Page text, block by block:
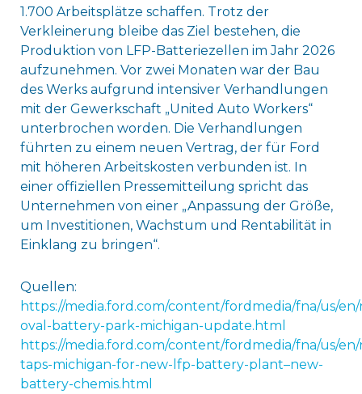
1.700 Arbeitsplätze schaffen. Trotz der
Verkleinerung bleibe das Ziel bestehen, die
Produktion von LFP-Batteriezellen im Jahr 2026
aufzunehmen. Vor zwei Monaten war der Bau
des Werks aufgrund intensiver Verhandlungen
mit der Gewerkschaft „United Auto Workers“
unterbrochen worden. Die Verhandlungen
führten zu einem neuen Vertrag, der für Ford
mit höheren Arbeitskosten verbunden ist. In
einer offiziellen Pressemitteilung spricht das
Unternehmen von einer „Anpassung der Größe,
um Investitionen, Wachstum und Rentabilität in
Einklang zu bringen“.
Quellen:
https://media.ford.com/content/fordmedia/fna/us/en/
oval-battery-park-michigan-update.html
https://media.ford.com/content/fordmedia/fna/us/
taps-michigan-for-new-lfp-battery-plant–new-
battery-chemis.html